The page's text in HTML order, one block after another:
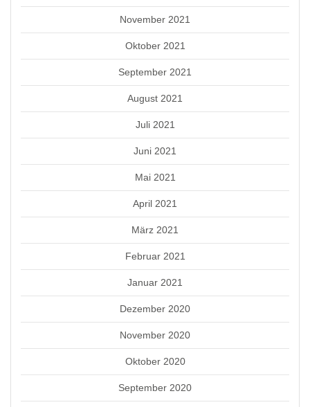
November 2021
Oktober 2021
September 2021
August 2021
Juli 2021
Juni 2021
Mai 2021
April 2021
März 2021
Februar 2021
Januar 2021
Dezember 2020
November 2020
Oktober 2020
September 2020